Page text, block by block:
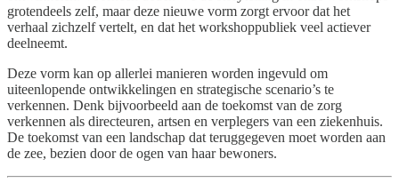
grotendeels zelf, maar deze nieuwe vorm zorgt ervoor dat het
verhaal zichzelf vertelt, en dat het workshoppubliek veel actiever
deelneemt.
Deze vorm kan op allerlei manieren worden ingevuld om
uiteenlopende ontwikkelingen en strategische scenario’s te
verkennen. Denk bijvoorbeeld aan de toekomst van de zorg
verkennen als directeuren, artsen en verplegers van een ziekenhuis.
De toekomst van een landschap dat teruggegeven moet worden aan
de zee, bezien door de ogen van haar bewoners.